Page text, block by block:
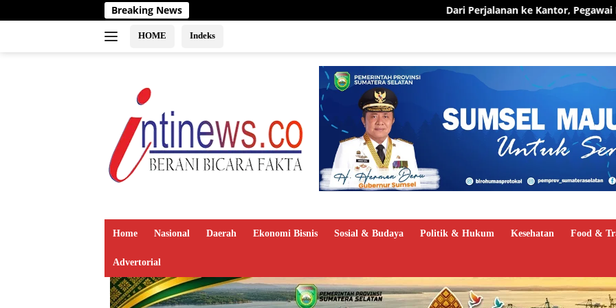
ke
Breaking News Dari Perjalanan ke Kantor, Pegawai PLN UID S2JB Pangkas
HOME Indeks
Home Nasional Daerah Ekonomi Bisnis Sosial & Budaya Politik & Hukum Kesehatan Food &
Advertorial